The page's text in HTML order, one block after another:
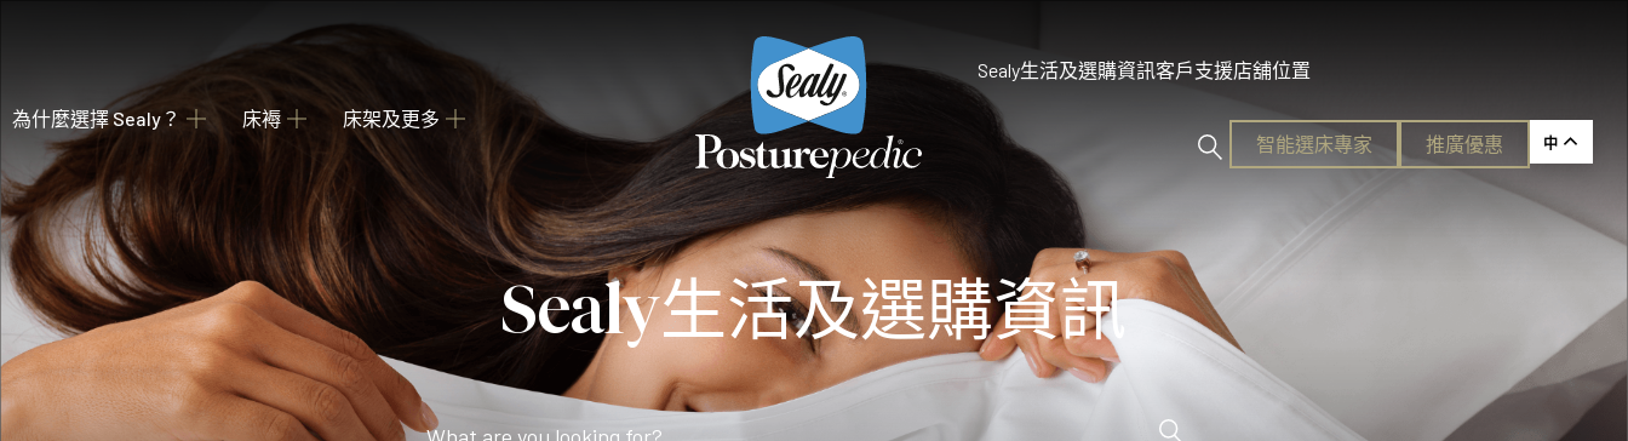
為什麼選擇 Sealy？
關於我們
我們的歷史
產業百年傳承
酒店合作項目
全球五星級酒店的首選
為什麼選擇Sealy
研究和開發
Sealy的技術
床褥
瀏覽床褥
為您甄選融合先進科技與功能的理想 Sealy 床墊
Posture Premier Collection
從此進入Sealy床褥的睡眠國度，享受護脊及舒服睡眠的全新體驗。
PostureLux Collection
Palatial Crest Collection
雙重堅固承托，帶給你尊貴的護脊睡眠
床架及更多
床架
收納強大 德國配件
睡枕
提供不同款式 享受健康睡眠
床褥保護墊及被鋪
天然物料 質感舒適
Sealy生活及選購資訊客戶支援店舖位置
智能選床專家​ 推廣優惠 中
Sealy生活及選購資訊